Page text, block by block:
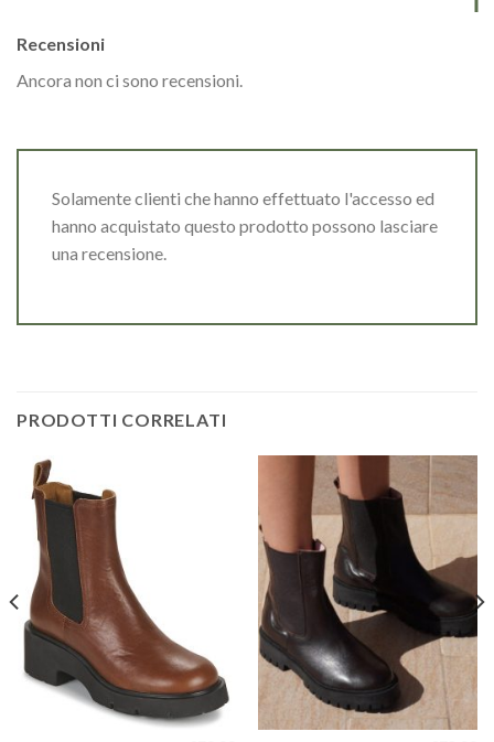
Recensioni
Ancora non ci sono recensioni.
Solamente clienti che hanno effettuato l'accesso ed
hanno acquistato questo prodotto possono lasciare
una recensione.
PRODOTTI CORRELATI